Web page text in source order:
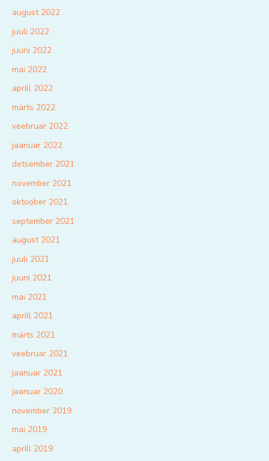
august 2022
juuli 2022
juuni 2022
mai 2022
aprill 2022
märts 2022
veebruar 2022
jaanuar 2022
detsember 2021
november 2021
oktoober 2021
september 2021
august 2021
juuli 2021
juuni 2021
mai 2021
aprill 2021
märts 2021
veebruar 2021
jaanuar 2021
jaanuar 2020
november 2019
mai 2019
aprill 2019